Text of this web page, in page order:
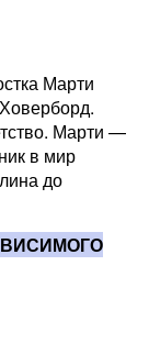
Марти
Марти —
в мир
до